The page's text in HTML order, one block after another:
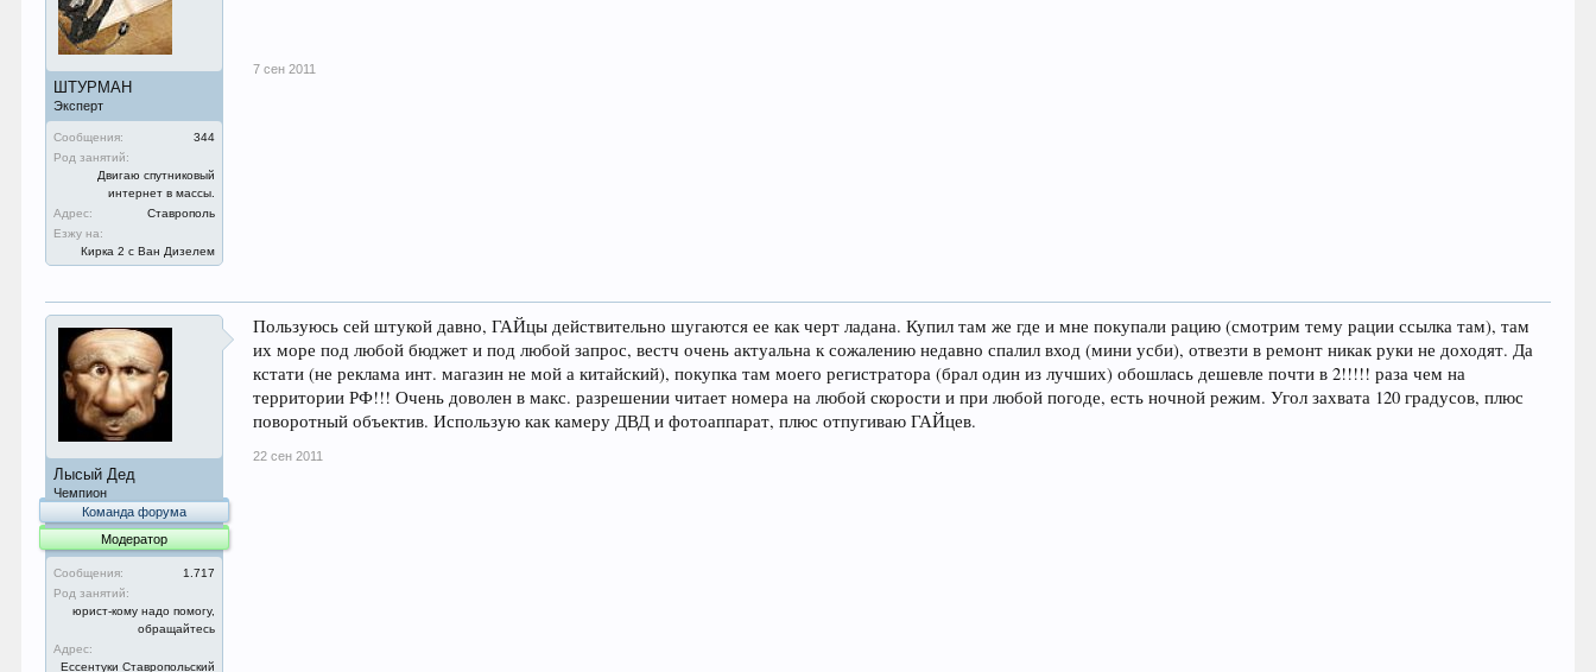
ШТУРМАН
Эксперт
Сообщения:
344
Род занятий:
Двигаю спутниковый
интернет в массы.
Адрес:
Ставрополь
Езжу на:
Кирка 2 с Ван Дизелем
7 сен 2011
Лысый Дед
Чемпион
Команда форума
Модератор
Сообщения:
1.717
Род занятий:
юрист-кому надо помогу,
обращайтесь
Адрес:
Ессентуки Ставропольский
Пользуюсь сей штукой давно, ГАЙцы действительно шугаются ее как черт ладана. Купил там же где и мне покупали рацию (смотрим тему рации ссылка там), там
их море под любой бюджет и под любой запрос, вестч очень актуальна к сожалению недавно спалил вход (мини усби), отвезти в ремонт никак руки не доходят. Да
кстати (не реклама инт. магазин не мой а китайский), покупка там моего регистратора (брал один из лучших) обошлась дешевле почти в 2!!!!! раза чем на
территории РФ!!! Очень доволен в макс. разрешении читает номера на любой скорости и при любой погоде, есть ночной режим. Угол захвата 120 градусов, плюс
поворотный объектив. Использую как камеру ДВД и фотоаппарат, плюс отпугиваю ГАЙцев.
22 сен 2011